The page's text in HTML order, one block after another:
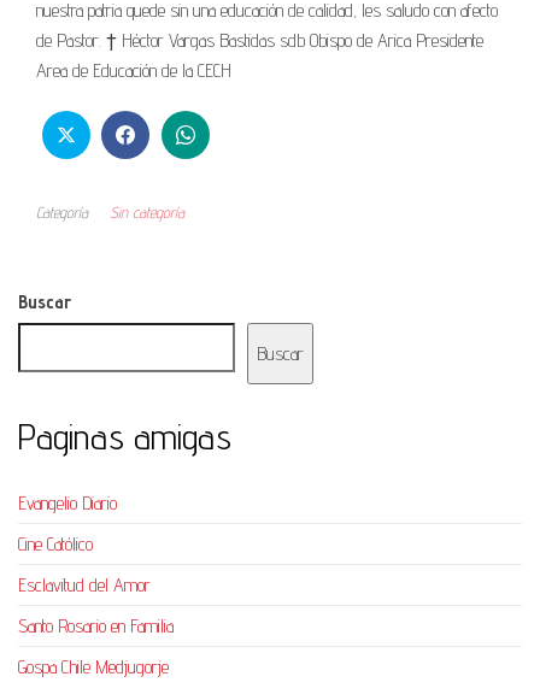
nuestra patria quede sin una educación de calidad, les saludo con afecto
de Pastor. † Héctor Vargas Bastidas sdb Obispo de Arica Presidente
Area de Educación de la CECH
Categoría Sin categoría
Buscar
Buscar
Paginas amigas
Evangelio Diario
Cine Católico
Esclavitud del Amor
Santo Rosario en Familia
Gospa Chile Medjugorje